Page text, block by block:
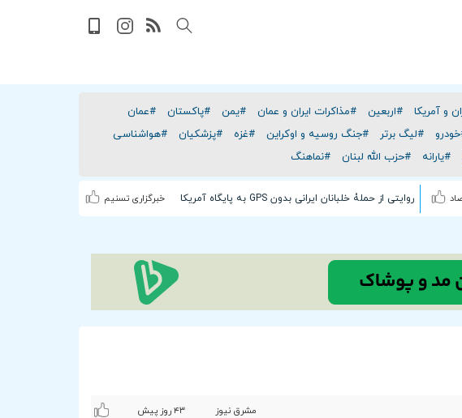
و آمریکا #اربعین #مذاکرات ایران و عمان #یمن #پاکستان
#عمان
#لیگ برتر #جنگ روسیه و اوکراین #غزه #پزشکیان
#هواشناسی
#یارانه #حزب الله لبنان #نماهنگ
خبرگزاری تسنیم روایتی از حملۀ خلبانان ایرانی بدون GPS به پایگاه آمریکا
مشرق نیوز ۴٣ روز پیش